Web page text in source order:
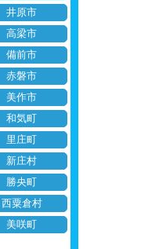
井原市
高梁市
備前市
赤磐市
美作市
和気町
里庄町
新庄村
勝央町
西粟倉村
美咲町